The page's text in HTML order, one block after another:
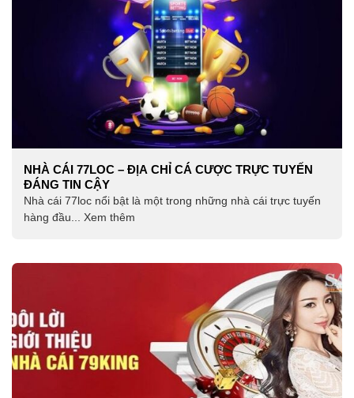
NHÀ CÁI 77LOC – ĐỊA CHỈ CÁ CƯỢC TRỰC TUYẾN
ĐÁNG TIN CẬY
Nhà cái 77loc nổi bật là một trong những nhà cái trực tuyến
hàng đầu... Xem thêm